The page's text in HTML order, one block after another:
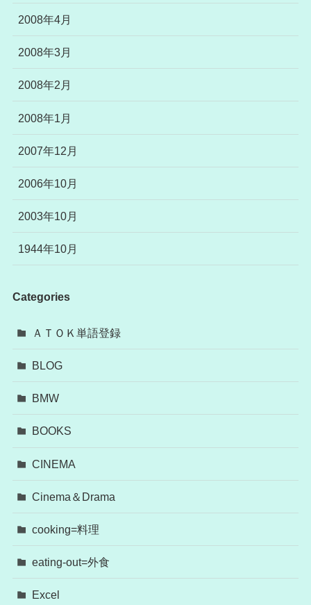
2008年4月
2008年3月
2008年2月
2008年1月
2007年12月
2006年10月
2003年10月
1944年10月
Categories
ＡＴＯＫ単語登録
BLOG
BMW
BOOKS
CINEMA
Cinema＆Drama
cooking=料理
eating-out=外食
Excel